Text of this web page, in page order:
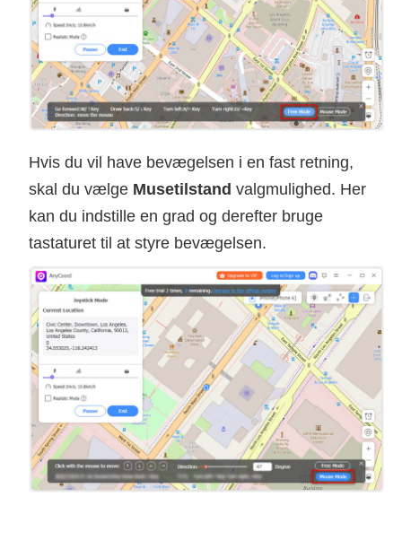
Hvis du vil have bevægelsen i en fast retning,
skal du vælge Musetilstand valgmulighed. Her
kan du indstille en grad og derefter bruge
tastaturet til at styre bevægelsen.